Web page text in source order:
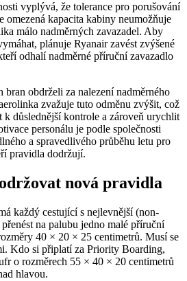
vyplývá, že tolerance pro porušování
kapacita kabiny neumožňuje
málo nadměrných zavazadel. Aby
plánuje Ryanair zavést zvýšené
odhalí nadměrné příruční zavazadlo
obdrželi za nalezení nadměrného
zvažuje tuto odměnu zvýšit, což
k důslednější kontrole a zároveň urychlit
personálu je podle společnosti
a spravedlivého průběhu letu pro
pravidla dodržují.
nová pravidla
každý cestující s nejlevnější (non-
na palubu jedno malé příruční
40 × 20 × 25 centimetrů. Musí se
Kdo si připlatí za Priority Boarding,
o rozměrech 55 × 40 × 20 centimetrů
hlavou.